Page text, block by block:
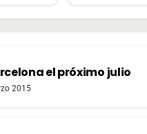
el próximo julio
2015